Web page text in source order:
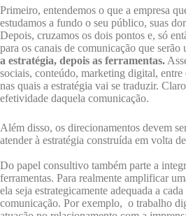
Primeiro, entendemos o que a empresa
estudamos a fundo o seu público, suas
Depois, cruzamos os dois pontos e, só
para os canais de comunicação que serão
a estratégia, depois as ferramentas.
sociais, conteúdo, marketing digital, entre
nas quais a estratégia vai se traduzir.
efetividade daquela comunicação.
Além disso, os direcionamentos devem
atender à estratégia construída em volta
Do papel consultivo também parte a
ferramentas. Para realmente amplificar
ela seja estrategicamente adequada a
comunicação. Por exemplo, o trabalho